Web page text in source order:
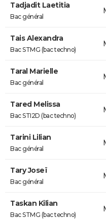
Tadjadit Laetitia
Bac général
Tais Alexandra
Bac STMG (bac techno)
Taral Marielle
Bac général
Tared Melissa
Bac STI2D (bac techno)
Tarini Lilian
Bac général
Tary Joseï
Bac général
Taskan Kilian
Bac STMG (bac techno)